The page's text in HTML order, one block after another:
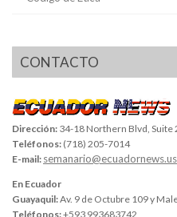
CONTACTO
Dirección: 34-18 Northern Blvd, Suite
Teléfonos: (718) 205-7014
E-mail: semanario@ecuadornews.us
En Ecuador
Guayaquil:Av. 9 de Octubre 109 y
Teléfonos:+593 993683742